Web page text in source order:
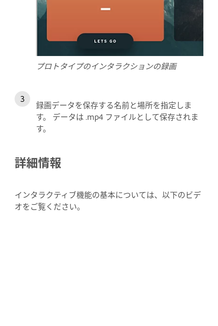
プロトタイプのインタラクションの録画
録画データを保存する名前と場所を指定しま
す。 データは .mp4 ファイルとして保存されま
す。
詳細情報
インタラクティブ機能の基本については、以下のビデ
オをご覧ください。